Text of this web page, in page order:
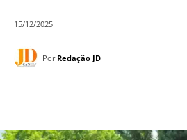
15/12/2025
Por Redação JD